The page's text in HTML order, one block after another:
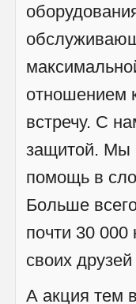
отношением
встречу. С
защитой. Мы
помощь в
Больше
почти 30
своих
А акция тем